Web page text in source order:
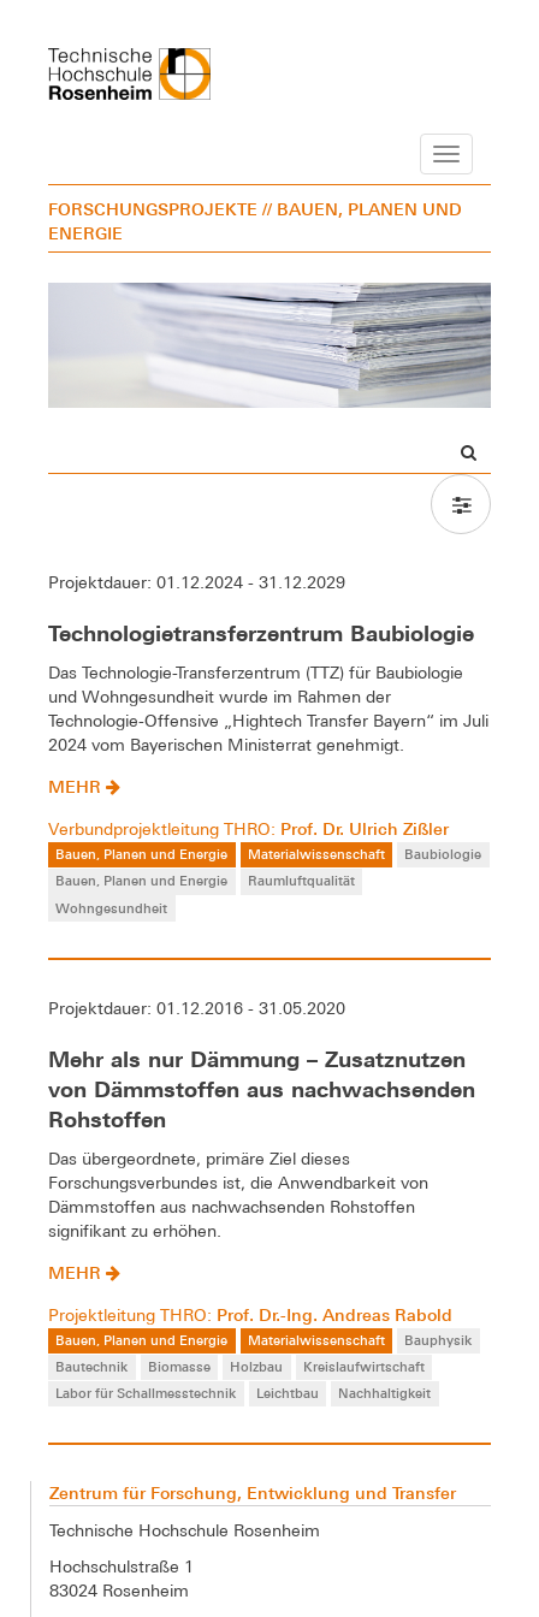
Navigation
FORSCHUNGSPROJEKTE // BAUEN, PLANEN UND
ENERGIE
Projektdauer: 01.12.2024 - 31.12.2029
Technologietransferzentrum Baubiologie
Das Technologie-Transferzentrum (TTZ) für Baubiologie
und Wohngesundheit wurde im Rahmen der
Technologie-Offensive „Hightech Transfer Bayern“ im Juli
2024 vom Bayerischen Ministerrat genehmigt.
MEHR
Verbundprojektleitung THRO: Prof. Dr. Ulrich Zißler
Bauen, Planen und Energie Materialwissenschaft
Baubiologie
Bauen, Planen und Energie
Raumluftqualität
Wohngesundheit
Projektdauer: 01.12.2016 - 31.05.2020
Mehr als nur Dämmung – Zusatznutzen
von Dämmstoffen aus nachwachsenden
Rohstoffen
Das übergeordnete, primäre Ziel dieses
Forschungsverbundes ist, die Anwendbarkeit von
Dämmstoffen aus nachwachsenden Rohstoffen
signifikant zu erhöhen.
MEHR
Projektleitung THRO: Prof. Dr.-Ing. Andreas Rabold
Bauen, Planen und Energie Materialwissenschaft
Bauphysik
Bautechnik
Biomasse Holzbau
Kreislaufwirtschaft
Labor für Schallmesstechnik
Leichtbau Nachhaltigkeit
Zentrum für Forschung, Entwicklung und Transfer
Technische Hochschule Rosenheim
Hochschulstraße 1
83024 Rosenheim